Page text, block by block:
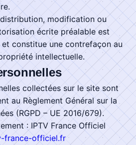
modification ou
écrite préalable est
constitue une contrefaçon au
intellectuelle.
collectées sur le site sont
au Règlement Général sur la
(RGPD – UE 2016/679).
: IPTV France Officiel
france-officiel.fr